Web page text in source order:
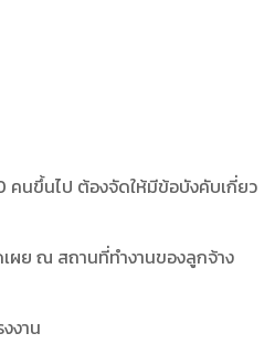
คนขึ้นไป ต้องจัดให้มีข้อบังคับเกี่ยว
ผย ณ สถานที่ทำงานของลูกจ้าง
งาน